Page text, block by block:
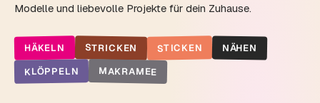
Modelle und liebevolle Projekte für dein Zuhause.
HÄKELN STRICKEN STICKEN NÄHEN
KLÖPPELN MAKRAMEE